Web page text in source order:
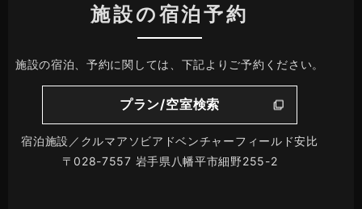
施設の宿泊予約
施設の宿泊、予約に関しては、下記よりご予約ください。
プラン/空室検索
宿泊施設／クルマアソビアドベンチャーフィールド安比
〒028-7557 岩手県八幡平市細野255-2